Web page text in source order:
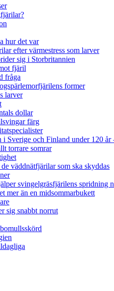
hur det var
efter värmestress som larver
sig i Storbritannien
fjäril
fråga
former
larver
dollar
färg
Sverige och Finland under 120 år
torrare somrar
väddnätfjärilar som ska skyddas
svingelgräsfjärilens spridning
mer än en midsommarbukett
sig snabbt norrut